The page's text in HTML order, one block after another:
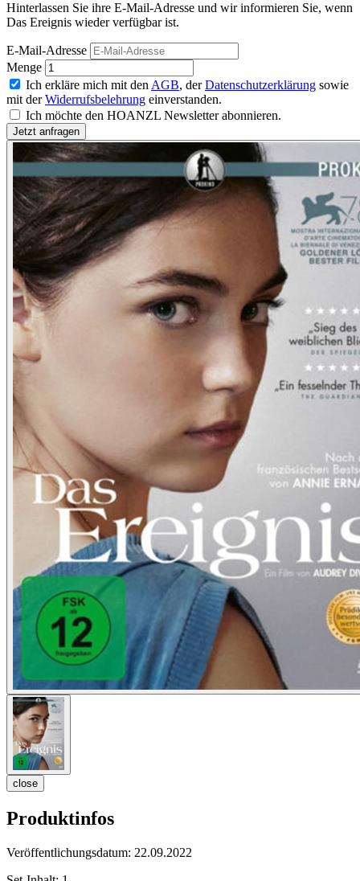
Hinterlassen Sie ihre E-Mail-Adresse und wir informieren Sie, wenn
Das Ereignis wieder verfügbar ist.
E-Mail-Adresse
Menge
Ich erkläre mich mit den AGB, derDatenschutzerklärung sowie
mit derWiderrufsbelehrung einverstanden.
Ich möchte den HOANZL Newsletter abonnieren.
close
Produktinfos
Veröffentlichungsdatum: 22.09.2022